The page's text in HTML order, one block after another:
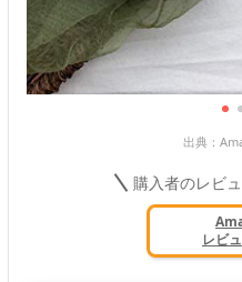
出典：
購入者のレビ
レビ